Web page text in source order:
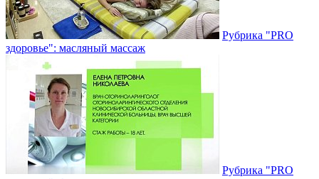
Рубрика "PRO
здоровье": масляный массаж
Рубрика "PRO